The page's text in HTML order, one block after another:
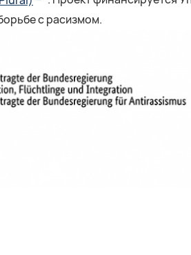
с расизмом.